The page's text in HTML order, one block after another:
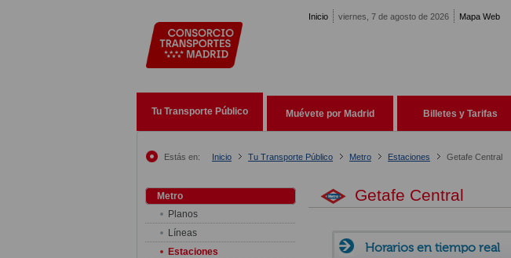
Inicio viernes, 7 de agosto de 2026 Mapa Web
Tu Transporte Público Muévete por Madrid Billetes y Tarifas
Estás en: Inicio Tu Transporte Público Metro Estaciones Getafe Central
Metro
Planos
Líneas
Estaciones
Getafe Central
Horarios en tiempo real